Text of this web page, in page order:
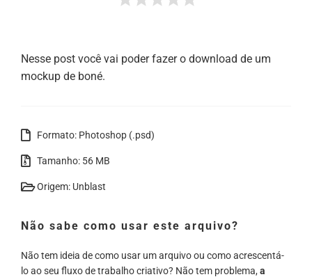
Nesse post você vai poder fazer o download de um
mockup de boné.
Formato: Photoshop (.psd)
Tamanho: 56 MB
Origem: Unblast
Não sabe como usar este arquivo?
Não tem ideia de como usar um arquivo ou como acrescentá-
lo ao seu fluxo de trabalho criativo? Não tem problema, a